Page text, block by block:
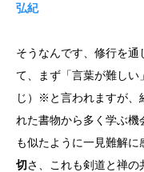
弘紀
そうなんです、修行を通
て、まず「言葉が難しい
じ）※と言われますが、
れた書物から多く学ぶ機
も似たように一見難解に
切 さ、これも剣道と禅の